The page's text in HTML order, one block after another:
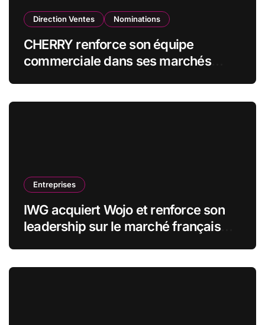
Direction Ventes Nominations
CHERRY renforce son équipe
commerciale dans ses marchés
Entreprises
IWG acquiert Wojo et renforce son
leadership sur le marché français